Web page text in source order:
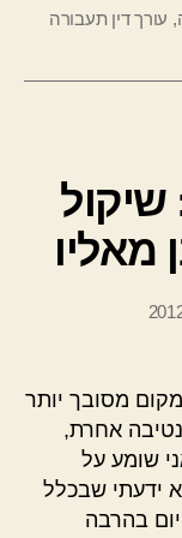
, עורך דין תעבורה
שיקול
מאליו
מסובך יותר
אחרת,
שומע על
ידעתי שבכלל
בהרבה